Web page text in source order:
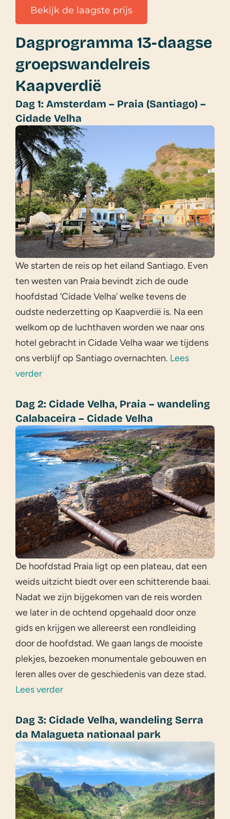
Bekijk de laagste prijs
Dagprogramma 13-daagse
groepswandelreis
Kaapverdië
Dag 1: Amsterdam – Praia (Santiago) –
Cidade Velha
We starten de reis op het eiland Santiago. Even
ten westen van Praia bevindt zich de oude
hoofdstad ‘Cidade Velha’ welke tevens de
oudste nederzetting op Kaapverdië is. Na een
welkom op de luchthaven worden we naar ons
hotel gebracht in Cidade Velha waar we tijdens
ons verblijf op Santiago overnachten. Lees
verder
Dag 2: Cidade Velha, Praia – wandeling
Calabaceira – Cidade Velha
De hoofdstad Praia ligt op een plateau, dat een
weids uitzicht biedt over een schitterende baai.
Nadat we zijn bijgekomen van de reis worden
we later in de ochtend opgehaald door onze
gids en krijgen we allereerst een rondleiding
door de hoofdstad. We gaan langs de mooiste
plekjes, bezoeken monumentale gebouwen en
leren alles over de geschiedenis van deze stad.
Lees verder
Dag 3: Cidade Velha, wandeling Serra
da Malagueta nationaal park